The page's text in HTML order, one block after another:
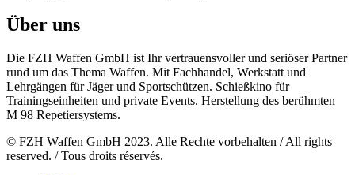
Über uns
Die FZH Waffen GmbH ist Ihr vertrauensvoller und seriöser Partner
rund um das Thema Waffen. Mit Fachhandel, Werkstatt und
Lehrgängen für Jäger und Sportschützen. Schießkino für
Trainingseinheiten und private Events. Herstellung des berühmten
M 98 Repetiersystems.
© FZH Waffen GmbH 2023. Alle Rechte vorbehalten / All rights
reserved. / Tous droits réservés.